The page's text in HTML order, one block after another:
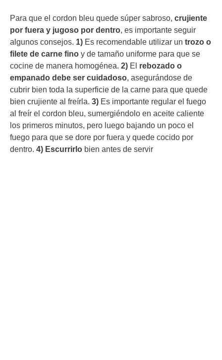
Para que el cordon bleu quede súper sabroso, crujiente
por fuera y jugoso por dentro, es importante seguir
algunos consejos. 1) Es recomendable utilizar un trozo o
filete de carne fino y de tamaño uniforme para que se
cocine de manera homogénea. 2) El rebozado o
empanado debe ser cuidadoso, asegurándose de
cubrir bien toda la superficie de la carne para que quede
bien crujiente al freírla. 3) Es importante regular el fuego
al freír el cordon bleu, sumergiéndolo en aceite caliente
los primeros minutos, pero luego bajando un poco el
fuego para que se dore por fuera y quede cocido por
dentro. 4) Escurrirlo bien antes de servir